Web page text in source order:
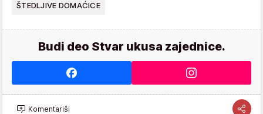
ŠTEDLJIVE DOMAĆICE
Budi deo Stvar ukusa zajednice.
Komentariši